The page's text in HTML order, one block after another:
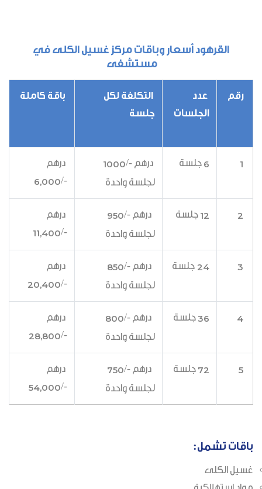
القرهود أسعار وباقات مركز غسيل الكلى في
مستشفى
رقم
عدد
الجلسات
التكلفة لكل
جلسة
باقة كاملة
6 جلسة درهم -/1000
لجلسة واحدة
درهم
-/
6,000
12 جلسة درهم -/950
لجلسة واحدة
درهم
-/
11,400
24 جلسة درهم -/850
لجلسة واحدة
درهم
-/
20,400
36جلسة درهم -/800
لجلسة واحدة
درهم
-/
28,800
72 جلسة درهم -/750
لجلسة واحدة
درهم
-/
54,000
باقات تشمل:
غسيل الكلى